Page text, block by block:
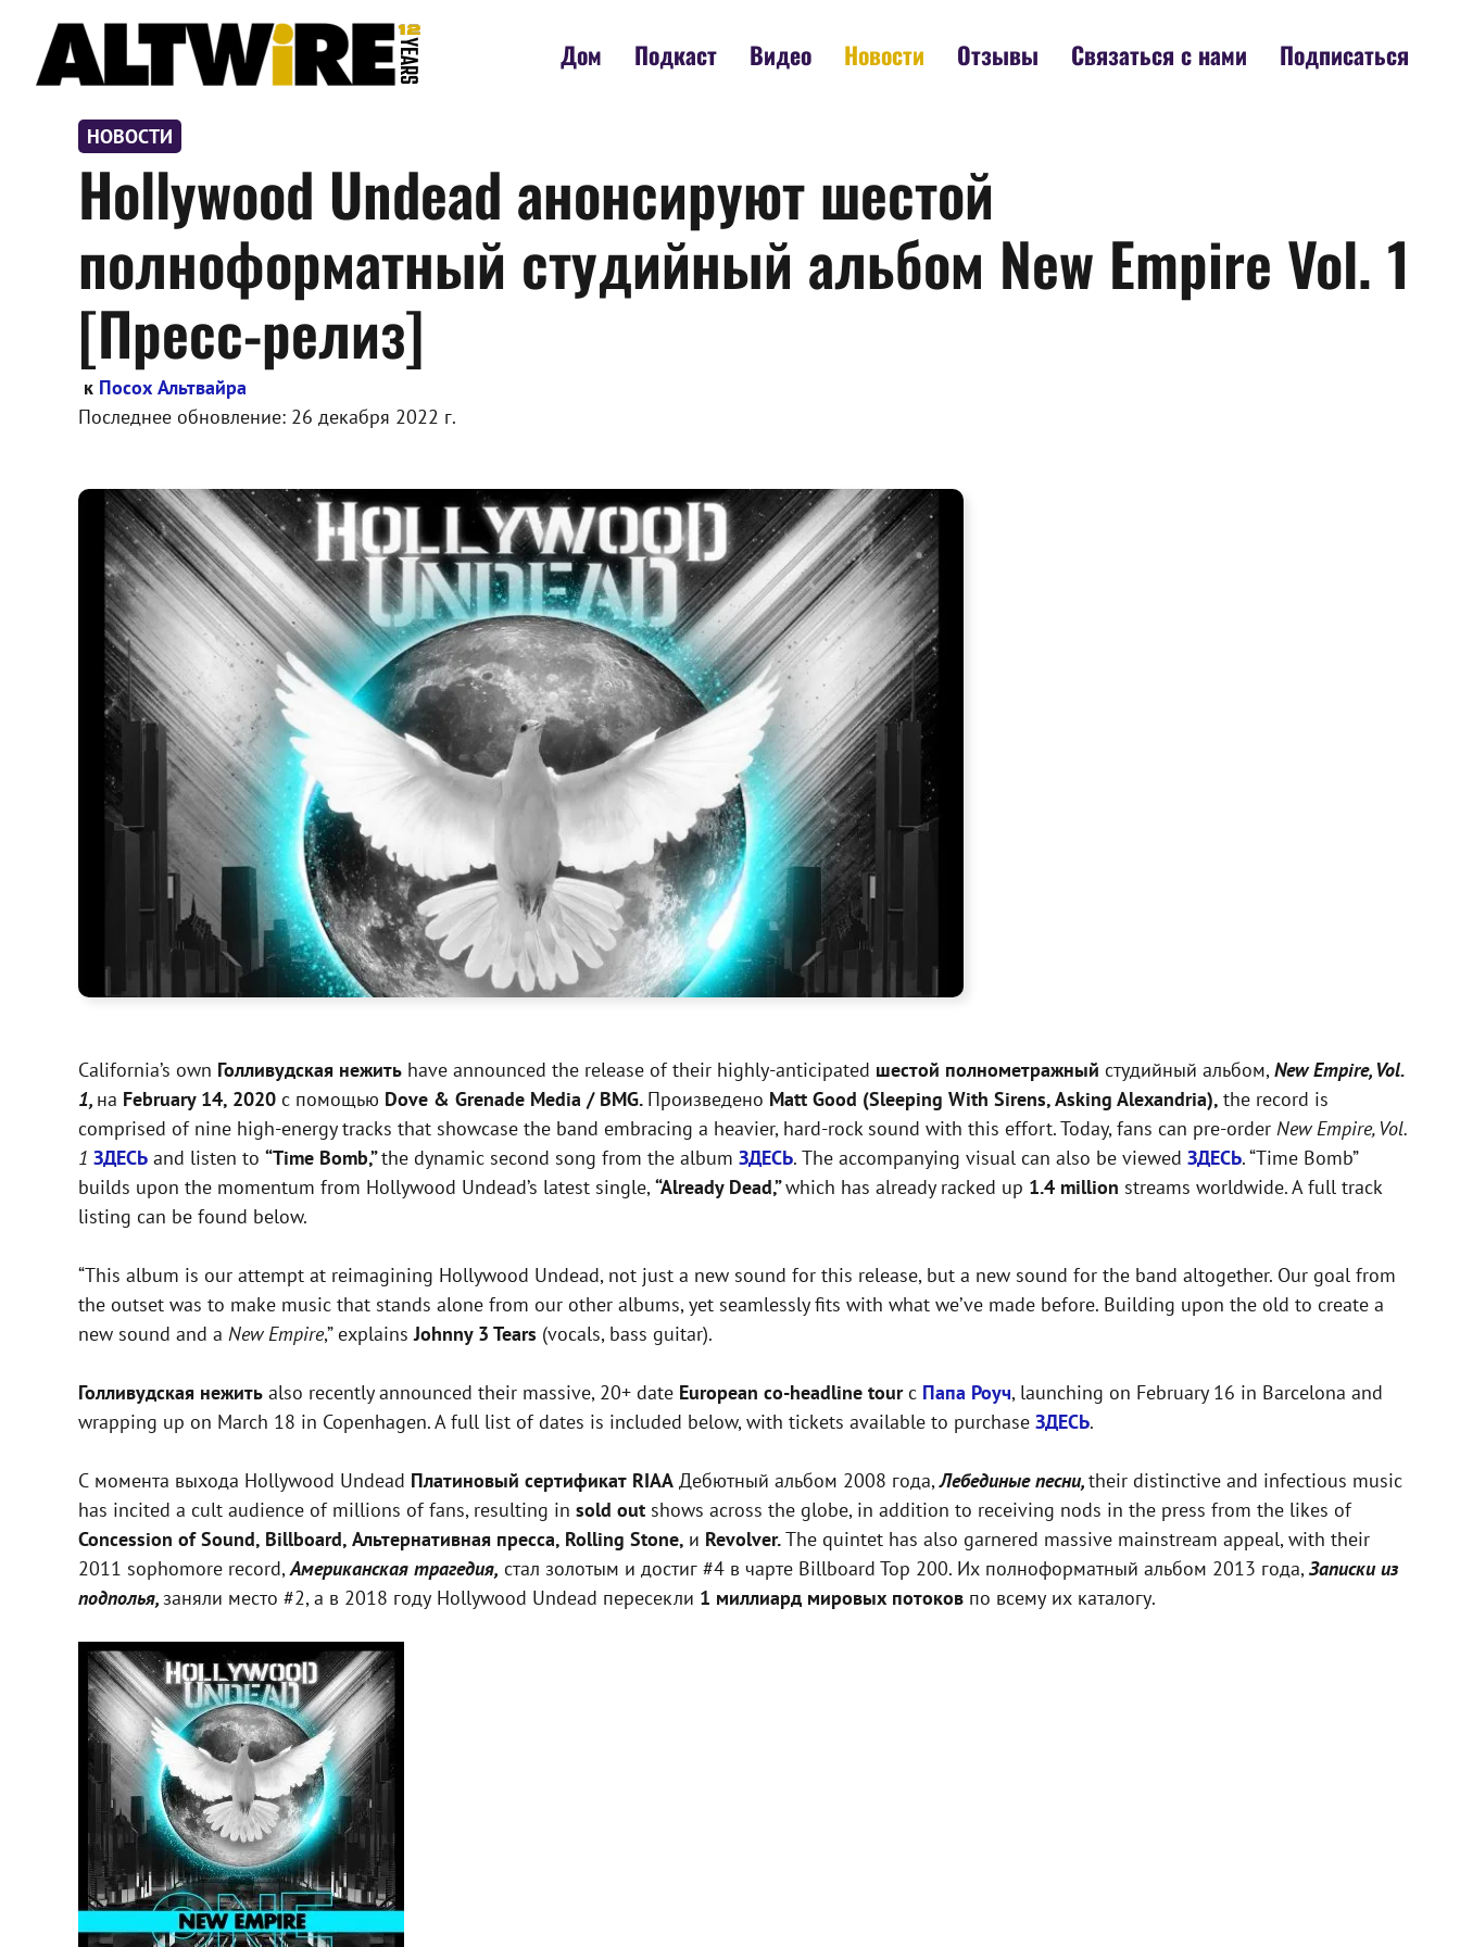
содержимому
Дом Подкаст Видео Новости Отзывы Связаться с нами Подписаться
НОВОСТИ
Hollywood Undead анонсируют шестой
полноформатный студийный альбом New Empire Vol. 1
[Пресс-релиз]
к Посох Альтвайра
Последнее обновление: 26 декабря 2022 г.
California’s own Голливудская нежить have announced the release of their highly-anticipated шестой полнометражный студийный альбом,New Empire, Vol.
1, на February 14, 2020 с помощью Dove & Grenade Media / BMG. Произведено Matt Good (Sleeping With Sirens, Asking Alexandria), the record is
comprised of nine high-energy tracks that showcase the band embracing a heavier, hard-rock sound with this effort. Today, fans can pre-order New Empire, Vol.
1 ЗДЕСЬ and listen to “Time Bomb,”the dynamic second song from the album ЗДЕСЬ. The accompanying visual can also be viewed ЗДЕСЬ. “Time Bomb”
builds upon the momentum from Hollywood Undead’s latest single,“Already Dead,”which has already racked up 1.4 million streams worldwide. A full track
listing can be found below.
“This album is our attempt at reimagining Hollywood Undead, not just a new sound for this release, but a new sound for the band altogether. Our goal from
the outset was to make music that stands alone from our other albums, yet seamlessly fits with what we’ve made before. Building upon the old to create a
new sound and a New Empire,” explainsJohnny 3 Tears (vocals, bass guitar).
Голливудская нежить also recently announced their massive, 20+ date European co-headline tourс Папа Роуч, launching on February 16 in Barcelona and
wrapping up on March 18 in Copenhagen. A full list of dates is included below, with tickets available to purchase ЗДЕСЬ.
С момента выхода Hollywood Undead Платиновый сертификат RIAA Дебютный альбом 2008 года,Лебединые песни,their distinctive and infectious music
has incited a cult audience of millions of fans, resulting in sold out shows across the globe, in addition to receiving nods in the press from the likes of
Concession of Sound, Billboard, Альтернативная пресса, Rolling Stone, и Revolver.The quintet has also garnered massive mainstream appeal, with their
2011 sophomore record,Американская трагедия, стал золотым и достиг #4 в чарте Billboard Top 200. Их полноформатный альбом 2013 года,Записки из
подполья,заняли место #2, а в 2018 году Hollywood Undead пересекли 1 миллиард мировых потоков по всему их каталогу.